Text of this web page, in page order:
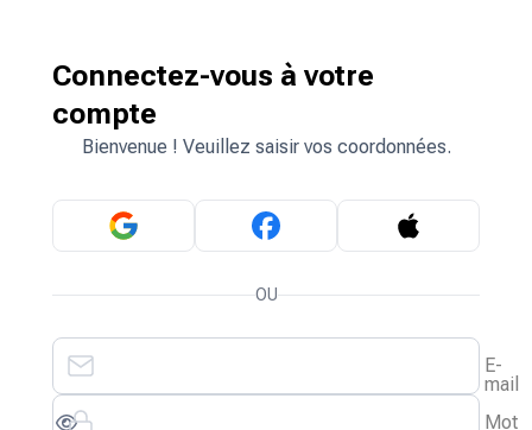
Connectez-vous à votre
compte
Bienvenue ! Veuillez saisir vos coordonnées.
OU
E-
mail
Mot